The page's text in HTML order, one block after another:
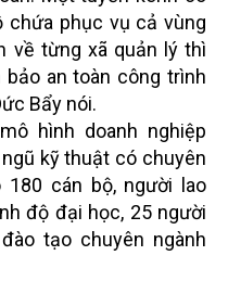
chứa phục vụ cả vùng
về từng xã quản lý thì
an toàn công trình
Bẩy nói.
hình doanh nghiệp
kỹ thuật có chuyên
cán bộ, người lao
độ đại học, 25 người
tạo chuyên ngành